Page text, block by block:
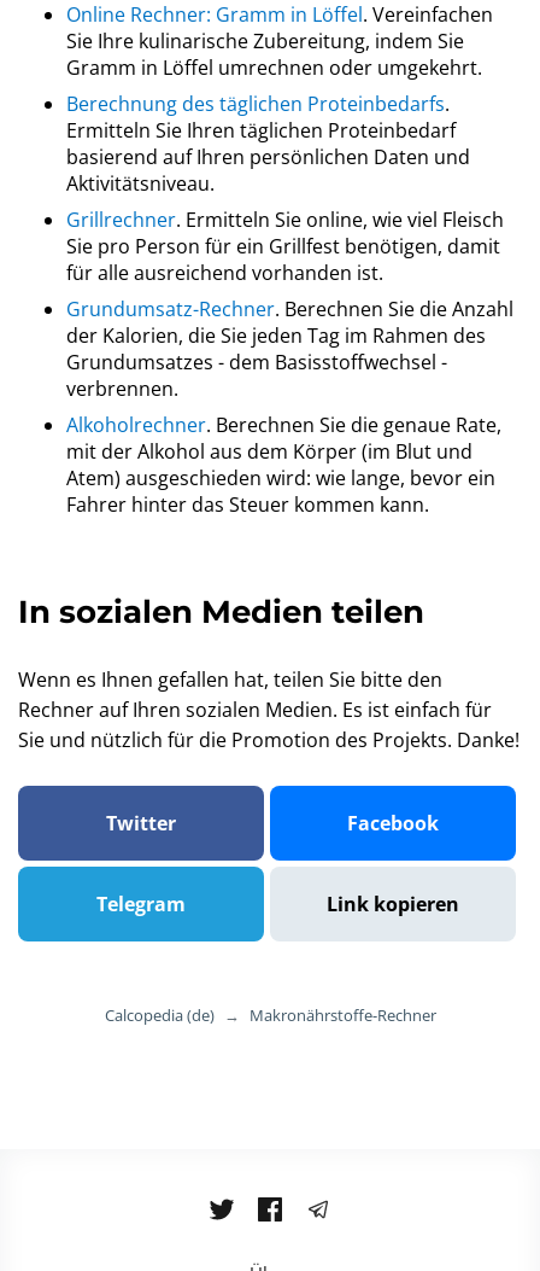
Online Rechner: Gramm in Löffel. Vereinfachen
Sie Ihre kulinarische Zubereitung, indem Sie
Gramm in Löffel umrechnen oder umgekehrt.
Berechnung des täglichen Proteinbedarfs.
Ermitteln Sie Ihren täglichen Proteinbedarf
basierend auf Ihren persönlichen Daten und
Aktivitätsniveau.
Grillrechner. Ermitteln Sie online, wie viel Fleisch
Sie pro Person für ein Grillfest benötigen, damit
für alle ausreichend vorhanden ist.
Grundumsatz-Rechner. Berechnen Sie die Anzahl
der Kalorien, die Sie jeden Tag im Rahmen des
Grundumsatzes - dem Basisstoffwechsel -
verbrennen.
Alkoholrechner. Berechnen Sie die genaue Rate,
mit der Alkohol aus dem Körper (im Blut und
Atem) ausgeschieden wird: wie lange, bevor ein
Fahrer hinter das Steuer kommen kann.
In sozialen Medien teilen
Wenn es Ihnen gefallen hat, teilen Sie bitte den
Rechner auf Ihren sozialen Medien. Es ist einfach für
Sie und nützlich für die Promotion des Projekts. Danke!
Twitter Facebook
Telegram Link kopieren
Calcopedia (de) → Makronährstoffe-Rechner